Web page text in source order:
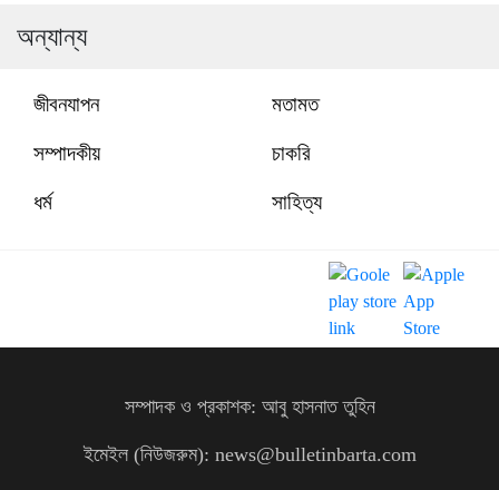
অন্যান্য
জীবনযাপন মতামত
সম্পাদকীয় চাকরি
ধর্ম সাহিত্য
সম্পাদক ও প্রকাশক: আবু হাসনাত তুহিন
ইমেইল (নিউজরুম): news@bulletinbarta.com